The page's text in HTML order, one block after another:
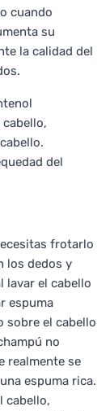
cuando
su
la calidad del
del
frotarlo
los dedos y
lavar el cabello
espuma
sobre el cabello
no
realmente se
espuma rica.
cabello,